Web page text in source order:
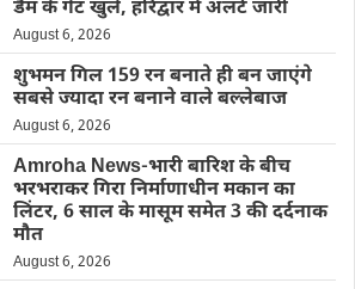
डैम के गेट खुले, हरिद्वार में अलर्ट जारी
August 6, 2026
शुभमन गिल 159 रन बनाते ही बन जाएंगे
सबसे ज्यादा रन बनाने वाले बल्लेबाज
August 6, 2026
Amroha News-भारी बारिश के बीच
भरभराकर गिरा निर्माणाधीन मकान का
लिंटर, 6 साल के मासूम समेत 3 की दर्दनाक
मौत
August 6, 2026